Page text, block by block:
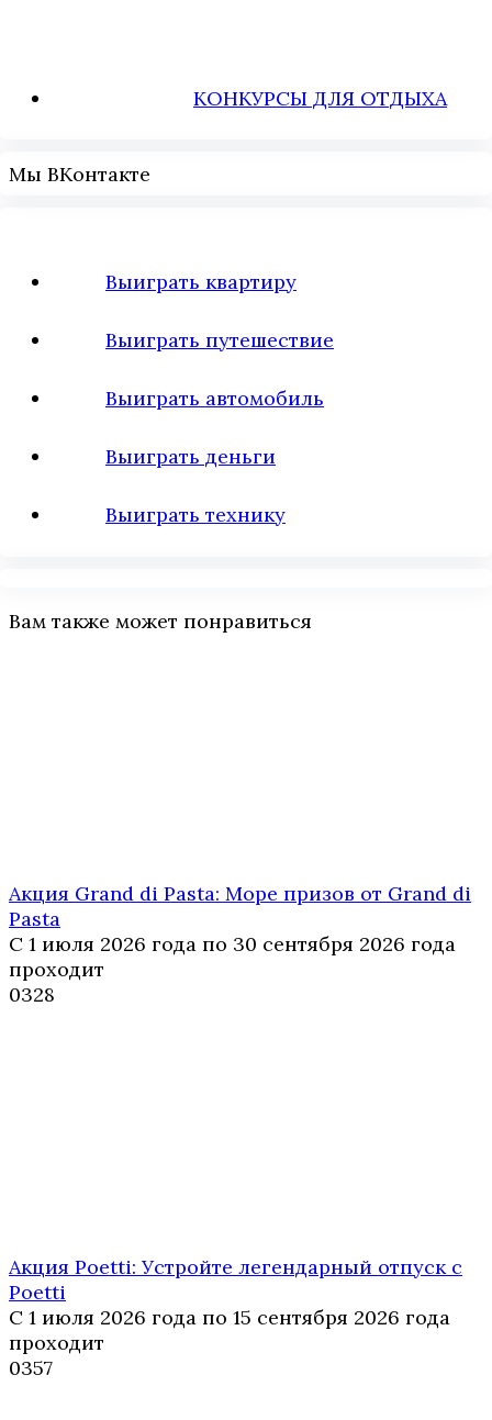
КОНКУРСЫ ДЛЯ ОТДЫХА
Мы ВКонтакте
Выиграть квартиру
Выиграть путешествие
Выиграть автомобиль
Выиграть деньги
Выиграть технику
Вам также может понравиться
Акция Grand di Pasta: Море призов от Grand di
Pasta
С 1 июля 2026 года по 30 сентября 2026 года
проходит
0328
Акция Poetti: Устройте легендарный отпуск с
Poetti
С 1 июля 2026 года по 15 сентября 2026 года
проходит
0357